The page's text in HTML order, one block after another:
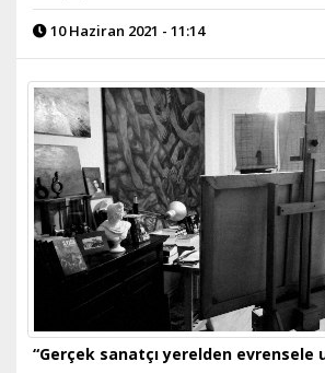
10 Haziran 2021 - 11:14
“Gerçek sanatçı yerelden evrensele